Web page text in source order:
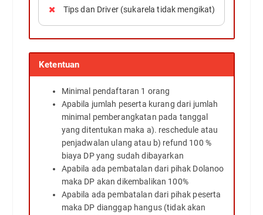
Tips dan Driver (sukarela tidak mengikat)
Ketentuan
Minimal pendaftaran 1 orang
Apabila jumlah peserta kurang dari jumlah
minimal pemberangkatan pada tanggal
yang ditentukan maka a). reschedule atau
penjadwalan ulang atau b) refund 100 %
biaya DP yang sudah dibayarkan
Apabila ada pembatalan dari pihak Dolanoo
maka DP akan dikembalikan 100%
Apabila ada pembatalan dari pihak peserta
maka DP dianggap hangus (tidak akan